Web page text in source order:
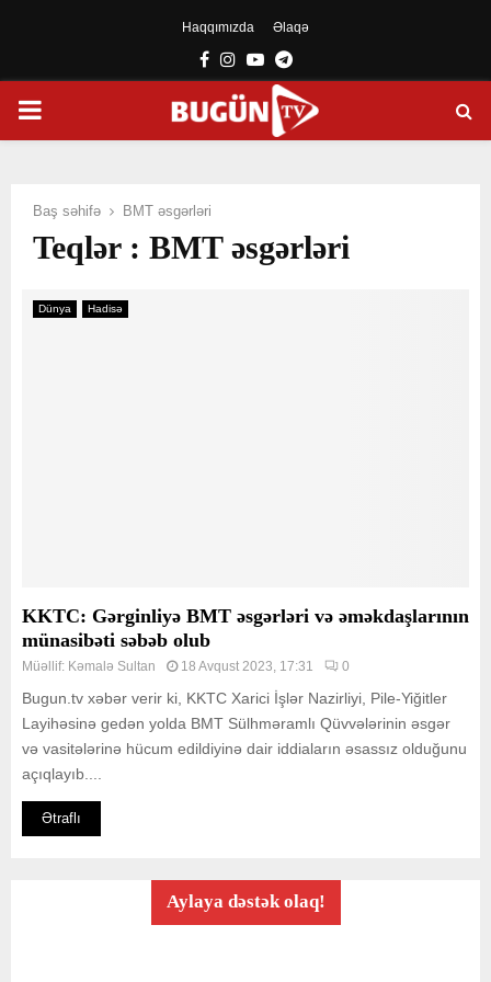
Haqqımızda Əlaqə
Facebook
Instagram
YoutubeTelegram
PRIMARY
Baş səhifə BMT əsgərləri
Teqlər : BMT əsgərləri
Dünya Hadisə
KKTC: Gərginliyə BMT əsgərləri və əməkdaşlarının
münasibəti səbəb olub
Müəllif: Kəmalə Sultan 18 Avqust 2023, 17:31 0
Bugun.tv xəbər verir ki, KKTC Xarici İşlər Nazirliyi, Pile-Yiğitler
Layihəsinə gedən yolda BMT Sülhməramlı Qüvvələrinin əsgər
və vasitələrinə hücum edildiyinə dair iddiaların əsassız olduğunu
açıqlayıb....
Ətraflı
Aylaya dəstək olaq!